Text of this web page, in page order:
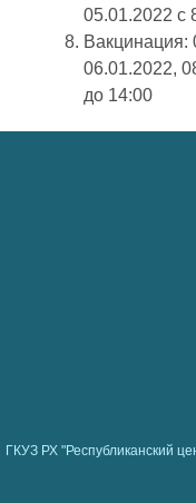
05.01.2022 с
Вакцинация:
06.01.2022,
до 14:00
ГКУЗ РХ "Республиканский